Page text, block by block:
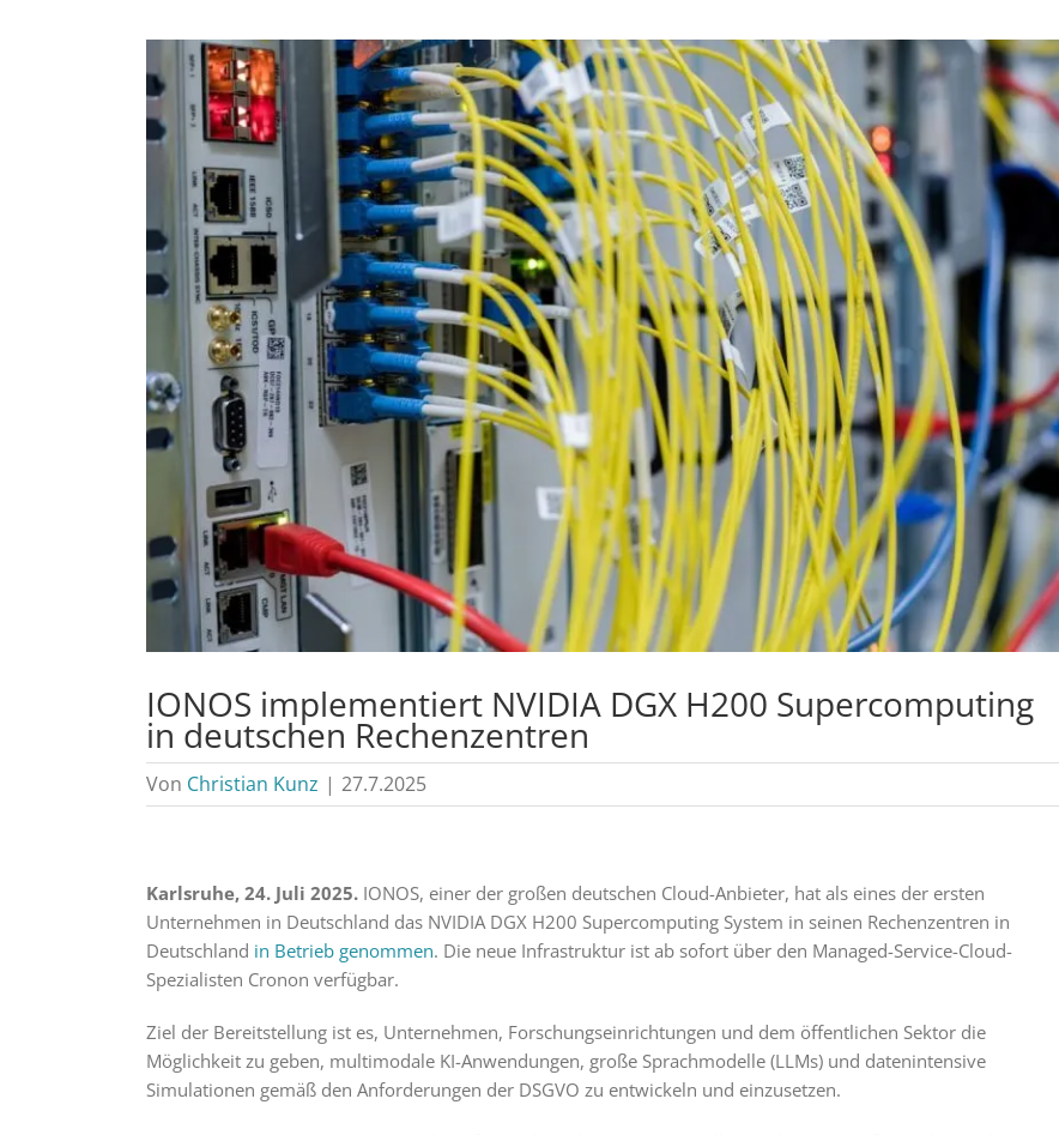
IONOS implementiert NVIDIA DGX H200 Supercomputing
in deutschen Rechenzentren
Von Christian Kunz | 27.7.2025
Karlsruhe, 24. Juli 2025.IONOS, einer der großen deutschen Cloud-Anbieter, hat als eines der ersten
Unternehmen in Deutschland das NVIDIA DGX H200 Supercomputing System in seinen Rechenzentren in
Deutschland in Betrieb genommen. Die neue Infrastruktur ist ab sofort über den Managed-Service-Cloud-
Spezialisten Cronon verfügbar.
Ziel der Bereitstellung ist es, Unternehmen, Forschungseinrichtungen und dem öffentlichen Sektor die
Möglichkeit zu geben, multimodale KI-Anwendungen, große Sprachmodelle (LLMs) und datenintensive
Simulationen gemäß den Anforderungen der DSGVO zu entwickeln und einzusetzen.